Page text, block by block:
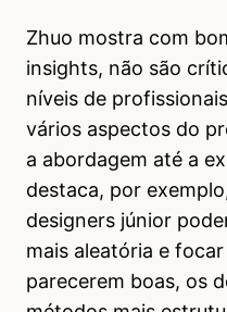
Zhuo mostra com
insights, não são
níveis de
vários aspectos do
a abordagem até a
destaca, por
designers júnior
mais aleatória e
parecerem boas, os